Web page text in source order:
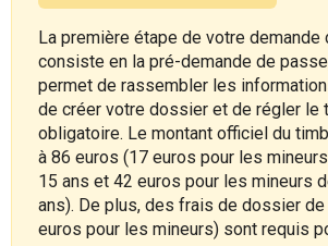
La première étape de votre
consiste en la pré-demande de
permet de rassembler les
de créer votre dossier et de régler le
obligatoire. Le montant officiel du
à 86 euros (17 euros pour les
15 ans et 42 euros pour les mineurs
ans). De plus, des frais de dossier
euros pour les mineurs) sont requis